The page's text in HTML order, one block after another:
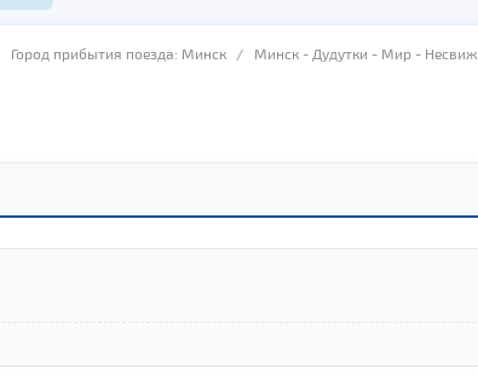
Город прибытия поезда: Минск / Минск - Дудутки - Мир - Несвиж